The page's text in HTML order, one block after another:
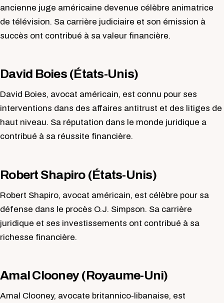
ancienne juge américaine devenue célèbre animatrice
de télévision. Sa carrière judiciaire et son émission à
succès ont contribué à sa valeur financière.
David Boies (États-Unis)
David Boies, avocat américain, est connu pour ses
interventions dans des affaires antitrust et des litiges de
haut niveau. Sa réputation dans le monde juridique a
contribué à sa réussite financière.
Robert Shapiro (États-Unis)
Robert Shapiro, avocat américain, est célèbre pour sa
défense dans le procès O.J. Simpson. Sa carrière
juridique et ses investissements ont contribué à sa
richesse financière.
Amal Clooney (Royaume-Uni)
Amal Clooney, avocate britannico-libanaise, est